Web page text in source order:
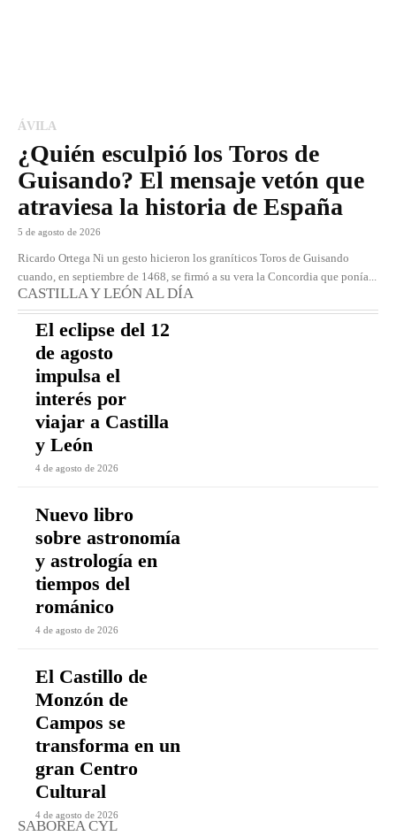
ÁVILA
¿Quién esculpió los Toros de
Guisando? El mensaje vetón que
atraviesa la historia de España
5 de agosto de 2026
Ricardo Ortega Ni un gesto hicieron los graníticos Toros de Guisando
cuando, en septiembre de 1468, se firmó a su vera la Concordia que ponía...
CASTILLA Y LEÓN AL DÍA
El eclipse del 12
de agosto
impulsa el
interés por
viajar a Castilla
y León
4 de agosto de 2026
Nuevo libro
sobre astronomía
y astrología en
tiempos del
románico
4 de agosto de 2026
El Castillo de
Monzón de
Campos se
transforma en un
gran Centro
Cultural
4 de agosto de 2026
SABOREA CYL